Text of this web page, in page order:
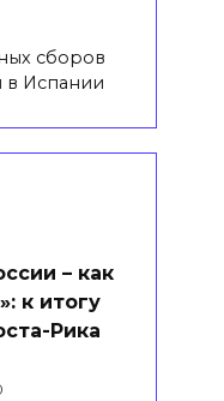
сборов
в Испании
– как
к итогу
Рика